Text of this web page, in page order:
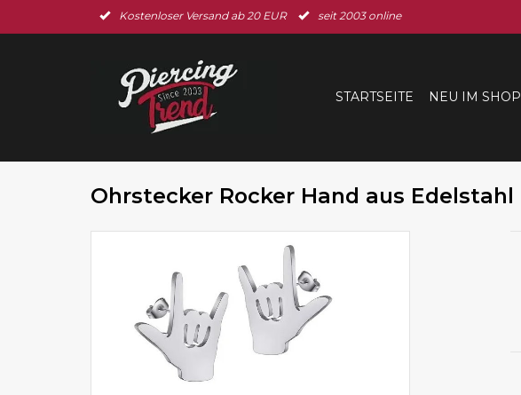
Kostenloser Versand ab 20 EUR seit 2003 online
STARTSEITE NEU IM SHOP
Ohrstecker Rocker Hand aus Edelstahl